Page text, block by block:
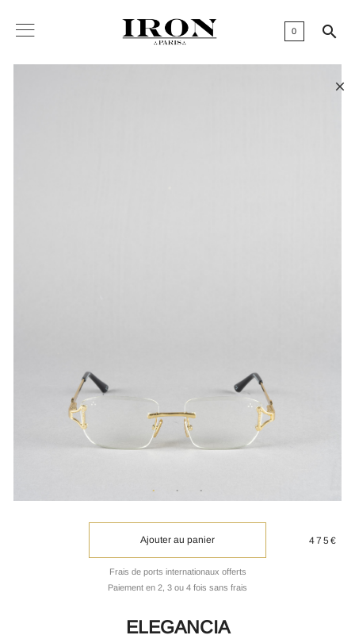
0 

Ajouter au panier
Frais de ports internationaux offerts
Paiement en 2, 3 ou 4 fois sans frais
475€
ELEGANCIA